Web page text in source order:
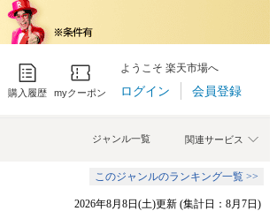
購入履歴 myクーポン
ようこそ 楽天市場へ
ログイン 会員登録
関連サービス
ジャンル一覧
このジャンルのランキング一覧 >>
2026年8月8日(土)更新 (集計日：8月7日)